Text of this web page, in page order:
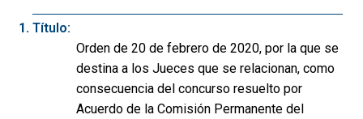
Título:
Orden de 20 de febrero de 2020, por la que se
destina a los Jueces que se relacionan, como
consecuencia del concurso resuelto por
Acuerdo de la Comisión Permanente del